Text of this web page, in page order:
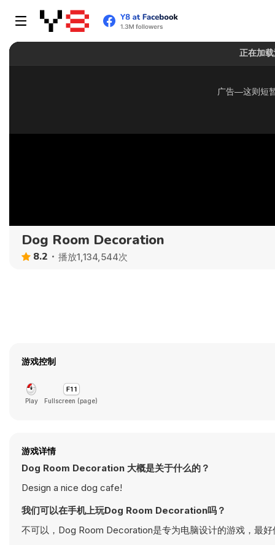
Dog Room Decoration
8.2 播放1,134,544次
游戏控制
Play Fullscreen (page)
游戏详情
Dog Room Decoration 大概是关于什么的？
Design a nice dog cafe!
我们可以在手机上玩Dog Room Decoration吗？
不可以，Dog Room Decoration是专为电脑设计的游戏，最